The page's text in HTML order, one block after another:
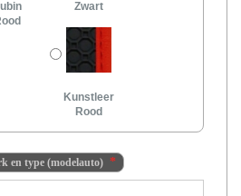
Zwart
Kunstleer
Rood
en type (modelauto)